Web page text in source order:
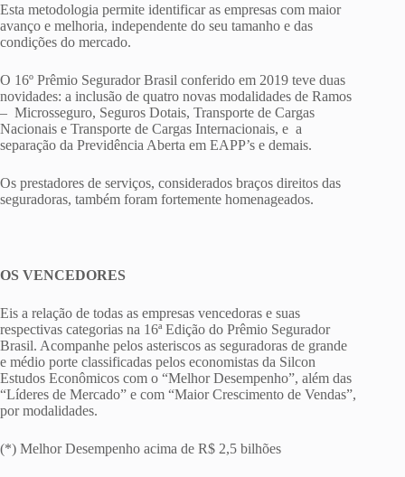
Esta metodologia permite identificar as empresas com maior
avanço e melhoria, independente do seu tamanho e das
condições do mercado.
O 16º Prêmio Segurador Brasil conferido em 2019 teve duas
novidades: a inclusão de quatro novas modalidades de Ramos
– Microsseguro, Seguros Dotais, Transporte de Cargas
Nacionais e Transporte de Cargas Internacionais, e a
separação da Previdência Aberta em EAPP’s e demais.
Os prestadores de serviços, considerados braços direitos das
seguradoras, também foram fortemente homenageados.
OS VENCEDORES
Eis a relação de todas as empresas vencedoras e suas
respectivas categorias na 16ª Edição do Prêmio Segurador
Brasil. Acompanhe pelos asteriscos as seguradoras de grande
e médio porte classificadas pelos economistas da Silcon
Estudos Econômicos com o “Melhor Desempenho”, além das
“Líderes de Mercado” e com “Maior Crescimento de Vendas”,
por modalidades.
(*) Melhor Desempenho acima de R$ 2,5 bilhões